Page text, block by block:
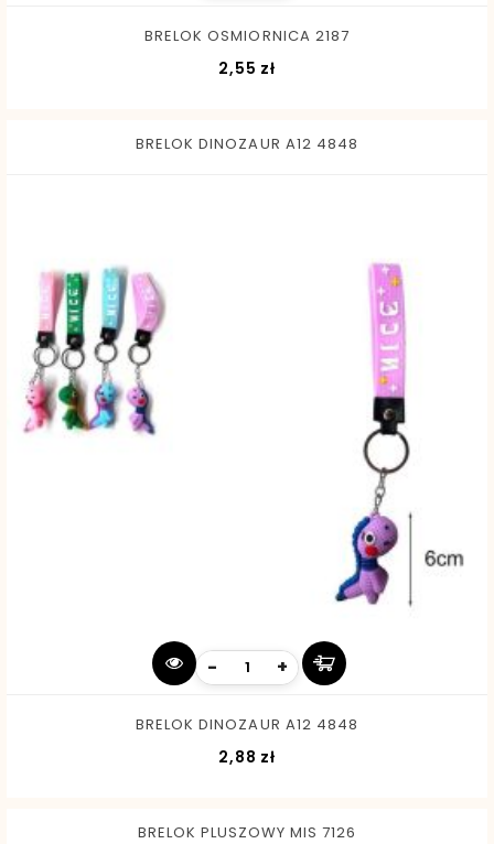
BRELOK OSMIORNICA 2187
2,55 zł
BRELOK DINOZAUR A12 4848
- +
BRELOK DINOZAUR A12 4848
2,88 zł
BRELOK PLUSZOWY MIS 7126